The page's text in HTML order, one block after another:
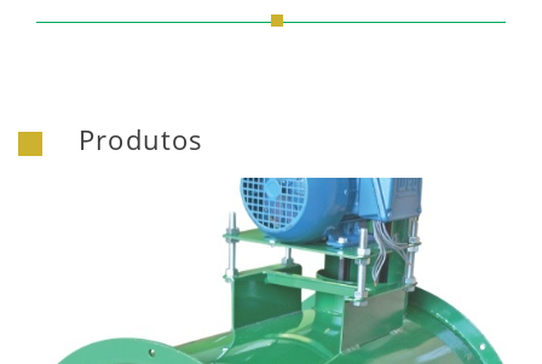
Produtos